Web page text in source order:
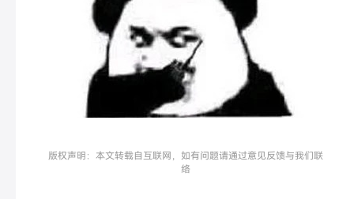
版权声明：本文转载自互联网，如有问题请通过意见反馈与我们联
络